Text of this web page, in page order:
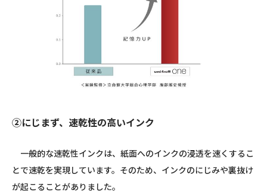
②にじまず、速乾性の高いインク
一般的な速乾性インクは、紙面へのインクの浸透を速くするこ
とで速乾を実現しています。そのため、インクのにじみや裏抜け
が起こることがありました。